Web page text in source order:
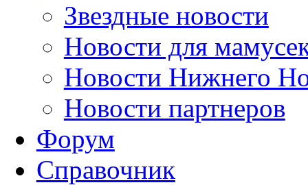
Звездные новости
Новости для
Новости Нижнего
Новости партнеров
Форум
Справочник